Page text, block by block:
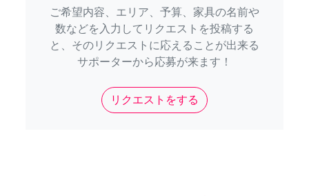
ご希望内容、エリア、予算、家具の名前や
数などを入力してリクエストを投稿する
と、そのリクエストに応えることが出来る
サポーターから応募が来ます！
リクエストをする